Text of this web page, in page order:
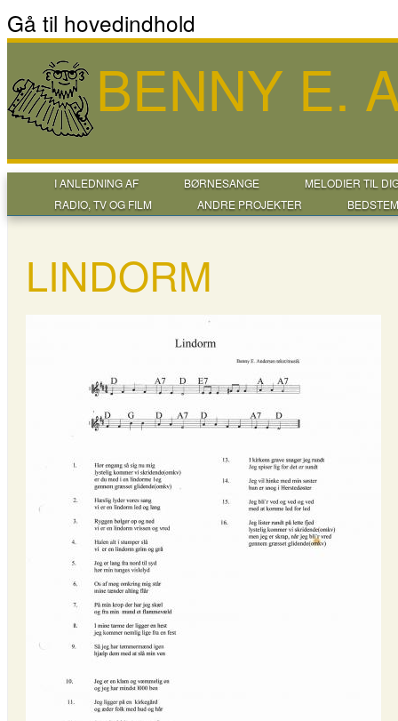
Gå til hovedindhold
BENNY E.
I ANLEDNING AF BØRNESANGE
MELODIER TIL
RADIO, TV OG FILM
ANDRE PROJEKTER
LINDORM